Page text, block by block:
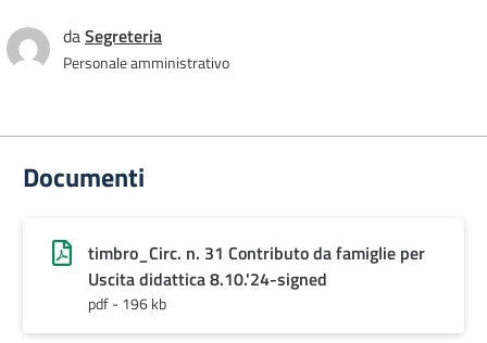
daSegreteria
Personale amministrativo
Documenti
timbro_Circ. n. 31 Contributo da famiglie per
Uscita didattica 8.10.'24-signed
pdf - 196 kb